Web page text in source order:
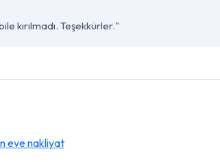
kırılmadı. Teşekkürler."
eve nakliyat